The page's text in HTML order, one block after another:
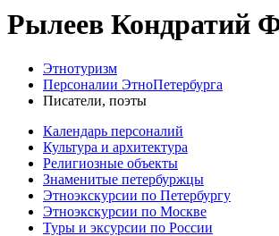
Рылеев Кондратий
Этнотуризм
Персоналии ЭтноПетербурга
Писатели, поэты
Календарь персоналий
Культура и архитектура
Религиозные объекты
Знаменитые петербуржцы
Этноэкскурсии по Петербургу
Этноэкскурсии по Москве
Туры и эксурсии по России